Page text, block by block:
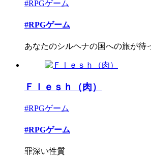
#RPGゲーム
#RPGゲーム
あなたのシルヘナの国への旅が待
Ｆｌｅｓｈ（肉）
#RPGゲーム
#RPGゲーム
罪深い性質